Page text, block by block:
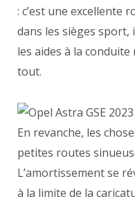
: c’est une excellente
dans les sièges sport,
les aides à la
tout.
En revanche, les
petites routes
L’amortissement se
à la limite de la